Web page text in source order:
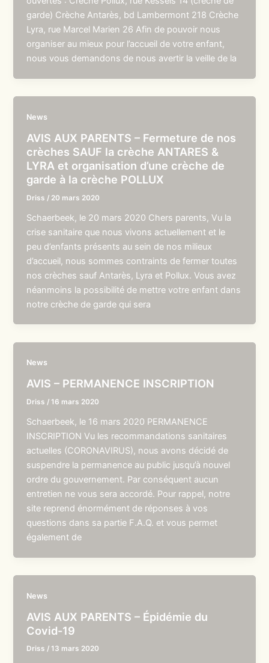
garde) Crèche Antarès, bd Lambermont 218 Crèche
Lyra, rue Marcel Marien 26 Afin de pouvoir nous
organiser au mieux pour l’accueil de votre enfant,
nous vous demandons de nous avertir la veille de la
News
AVIS AUX PARENTS – Fermeture de nos
crèches SAUF la crèche ANTARES &
LYRA et organisation d’une crèche de
garde à la crèche POLLUX
Driss / 20 mars 2020
Schaerbeek, le 20 mars 2020 Chers parents, Vu la
crise sanitaire que nous vivons actuellement et le
peu d’enfants présents au sein de nos milieux
d’accueil, nous sommes contraints de fermer toutes
nos crèches sauf Antarès, Lyra et Pollux. Vous avez
néanmoins la possibilité de mettre votre enfant dans
notre crèche de garde qui sera
News
AVIS – PERMANENCE INSCRIPTION
Driss /16 mars 2020
Schaerbeek, le 16 mars 2020 PERMANENCE
INSCRIPTION Vu les recommandations sanitaires
actuelles (CORONAVIRUS), nous avons décidé de
suspendre la permanence au public jusqu’à nouvel
ordre du gouvernement. Par conséquent aucun
entretien ne vous sera accordé. Pour rappel, notre
site reprend énormément de réponses à vos
questions dans sa partie F.A.Q. et vous permet
également de
News
AVIS AUX PARENTS – Épidémie du
Covid-19
Driss /13 mars 2020